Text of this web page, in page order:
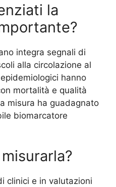
la
integra segnali di
alla circolazione al
hanno
mortalità e qualità
misura ha guadagnato
biomarcatore
clinici e in valutazioni